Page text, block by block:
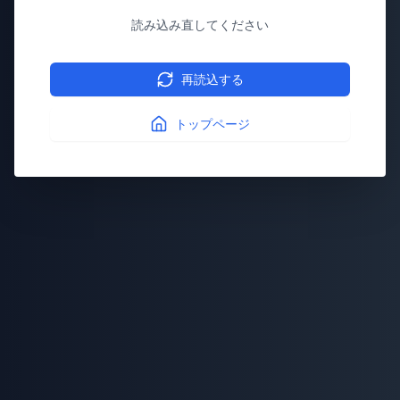
読み込み直してください
再読込する
トップページ